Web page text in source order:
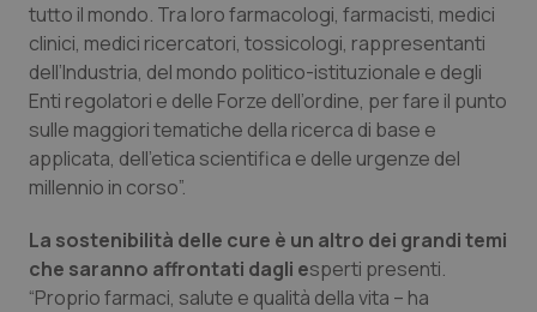
Sicilia
Toscana
Umbria
Veneto
Neuroscienze & patologie neurodegenerative
Obesità
Oftalmologia
Oncoematologia
tutto il mondo. Tra loro farmacologi, farmacisti, medici
clinici, medici ricercatori, tossicologi, rappresentanti
dell’Industria, del mondo politico-istituzionale e degli
Enti regolatori e delle Forze dell’ordine, per fare il punto
sulle maggiori tematiche della ricerca di base e
applicata, dell’etica scientifica e delle urgenze del
millennio in corso”.
La sostenibilità delle cure è un altro dei grandi temi
che saranno affrontati dagli esperti presenti.
“Proprio farmaci, salute e qualità della vita – ha